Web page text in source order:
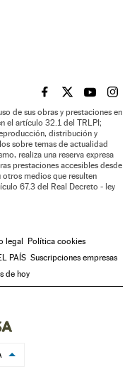
EL PAÍS BRASIL EN
EL PAÍSEL PAÍS
EL
de sus obras y prestaciones en
el artículo 32.1 del TRLPI;
distribución y
sobre temas de actualidad
realiza una reserva expresa
prestaciones accesibles desde
medios que resulten
67.3 del Real Decreto - ley
legal Política cookies
PAÍS Suscripciones empresas
de hoy